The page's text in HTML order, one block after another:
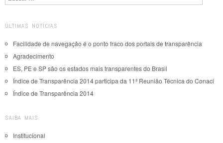
ÚLTIMAS NOTÍCIAS
Facilidade de navegação é o ponto fraco dos portais de transparência
Agradecimento
ES, PE e SP são os estados mais transparentes do Brasil
Índice de Transparência 2014 participa da 11ª Reunião Técnica do Conaci
Índice de Transparência 2014
SAIBA MAIS
Institucional